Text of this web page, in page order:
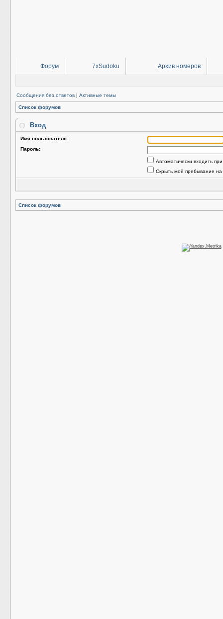
Форум 7xSudoku Архив номеров
Сообщения без ответов | Активные темы
Список форумов
Вход
Имя пользователя:
Пароль:
Автоматически входить
Скрыть моё пребывание
Список форумов